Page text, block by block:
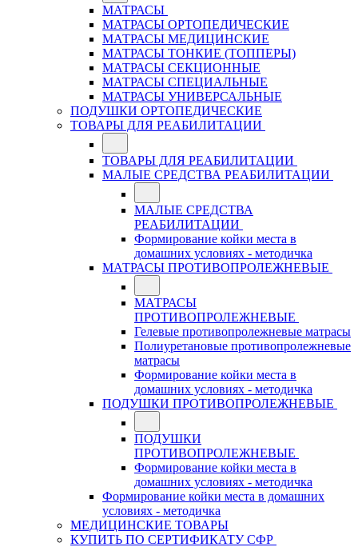
МАТРАСЫ
МАТРАСЫ ОРТОПЕДИЧЕСКИЕ
МАТРАСЫ МЕДИЦИНСКИЕ
МАТРАСЫ ТОНКИЕ (ТОППЕРЫ)
МАТРАСЫ СЕКЦИОННЫЕ
МАТРАСЫ СПЕЦИАЛЬНЫЕ
МАТРАСЫ УНИВЕРСАЛЬНЫЕ
ПОДУШКИ ОРТОПЕДИЧЕСКИЕ
ТОВАРЫ ДЛЯ РЕАБИЛИТАЦИИ
ТОВАРЫ ДЛЯ РЕАБИЛИТАЦИИ
МАЛЫЕ СРЕДСТВА РЕАБИЛИТАЦИИ
МАЛЫЕ СРЕДСТВА
РЕАБИЛИТАЦИИ
Формирование койки места в
домашних условиях - методичка
МАТРАСЫ ПРОТИВОПРОЛЕЖНЕВЫЕ
МАТРАСЫ
ПРОТИВОПРОЛЕЖНЕВЫЕ
Гелевые противопролежневые матрасы
Полиуретановые противопролежневые
матрасы
Формирование койки места в
домашних условиях - методичка
ПОДУШКИ ПРОТИВОПРОЛЕЖНЕВЫЕ
ПОДУШКИ
ПРОТИВОПРОЛЕЖНЕВЫЕ
Формирование койки места в
домашних условиях - методичка
Формирование койки места в домашних
условиях - методичка
МЕДИЦИНСКИЕ ТОВАРЫ
КУПИТЬ ПО СЕРТИФИКАТУ СФР